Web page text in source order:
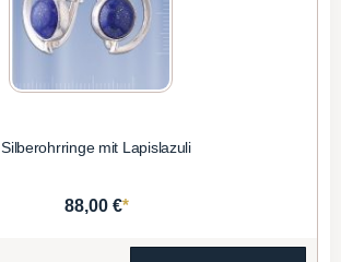
Silberohrringe mit Lapislazuli
88,00 €*